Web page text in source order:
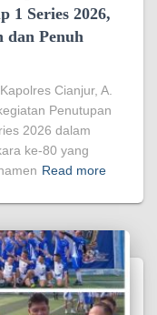
1 Series 2026,
dan Penuh
Cianjur, A.
Penutupan
2026 dalam
ke-80 yang
Read more